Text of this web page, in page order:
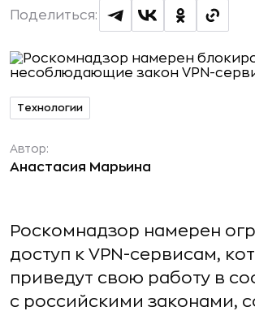
Поделиться:
Технологии
Автор:
Анастасия Марьина
Роскомнадзор намерен
доступ к VPN-сервисам,
приведут свою работу в
с российскими законами,